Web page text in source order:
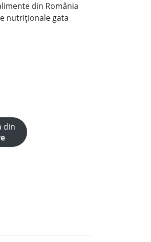
din România
nutriționale gata
din